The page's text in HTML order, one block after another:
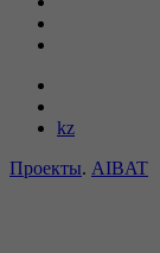
kz
Проекты. AIBAT